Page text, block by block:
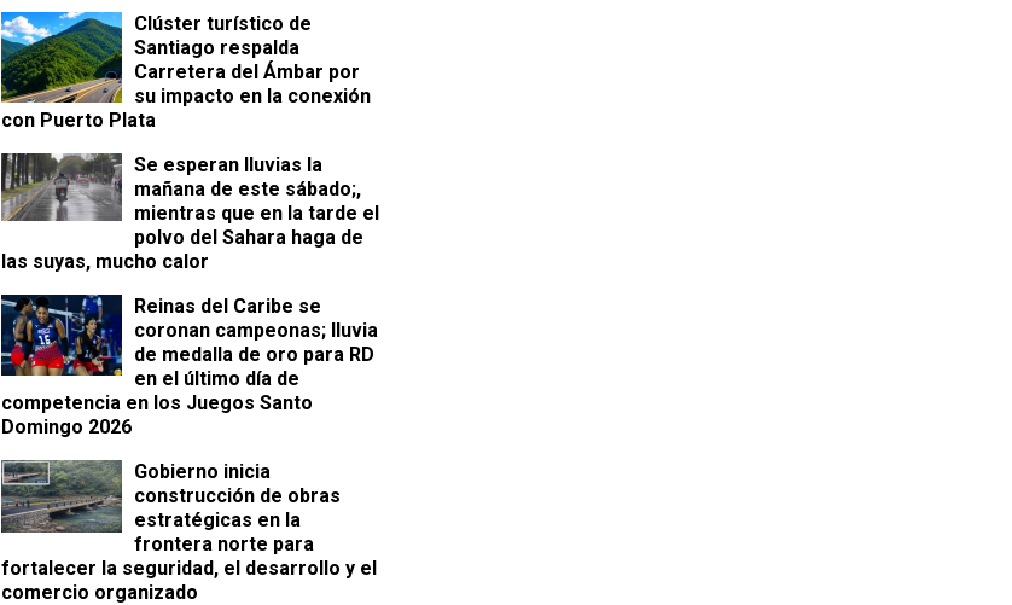
Clúster turístico de
Santiago respalda
Carretera del Ámbar por
su impacto en la conexión
con Puerto Plata
Se esperan lluvias la
mañana de este sábado;,
mientras que en la tarde el
polvo del Sahara haga de
las suyas, mucho calor
Reinas del Caribe se
coronan campeonas; lluvia
de medalla de oro para RD
en el último día de
competencia en los Juegos Santo
Domingo 2026
Gobierno inicia
construcción de obras
estratégicas en la
frontera norte para
fortalecer la seguridad, el desarrollo y el
comercio organizado